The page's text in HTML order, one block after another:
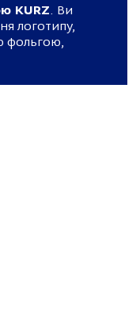
KURZ. Ви
логотипу,
фольгою,